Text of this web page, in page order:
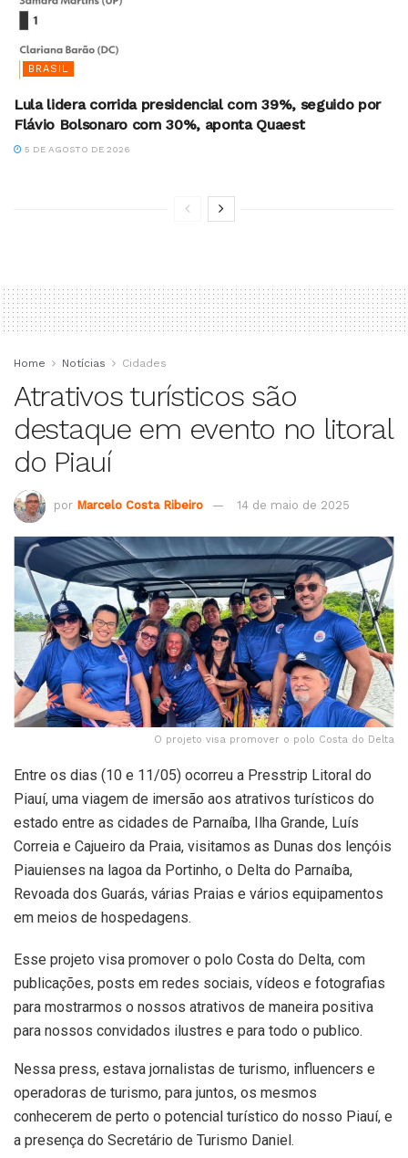
BRASIL
Lula lidera corrida presidencial com 39%, seguido por
Flávio Bolsonaro com 30%, aponta Quaest
5 DE AGOSTO DE 2026
Home Notícias Cidades
Atrativos turísticos são
destaque em evento no litoral
do Piauí
por Marcelo Costa Ribeiro 14 de maio de 2025
O projeto visa promover o polo Costa do Delta
Entre os dias (10 e 11/05) ocorreu a Presstrip Litoral do
Piauí, uma viagem de imersão aos atrativos turísticos do
estado entre as cidades de Parnaíba, Ilha Grande, Luís
Correia e Cajueiro da Praia, visitamos as Dunas dos lençóis
Piauienses na lagoa da Portinho, o Delta do Parnaíba,
Revoada dos Guarás, várias Praias e vários equipamentos
em meios de hospedagens.
Esse projeto visa promover o polo Costa do Delta, com
publicações, posts em redes sociais, vídeos e fotografias
para mostrarmos o nossos atrativos de maneira positiva
para nossos convidados ilustres e para todo o publico.
Nessa press, estava jornalistas de turismo, influencers e
operadoras de turismo, para juntos, os mesmos
conhecerem de perto o potencial turístico do nosso Piauí, e
a presença do Secretário de Turismo Daniel.